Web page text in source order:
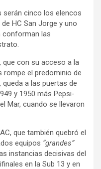
serán cinco los elencos
HC San Jorge y uno
conforman las
que con su acceso a la
rompe el predominio de
a las puertas de
y 1950 más Pepsi-
Mar, cuando se llevaron
que también quebró el
equipos “grandes”
instancias decisivas del
en la Sub 13 y en